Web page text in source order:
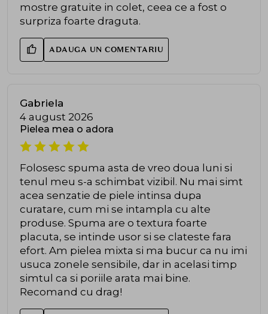
mostre gratuite in colet, ceea ce a fost o
surpriza foarte draguta.
ADAUGA UN COMENTARIU
Gabriela
4 august 2026
Pielea mea o adora
Folosesc spuma asta de vreo doua luni si
tenul meu s-a schimbat vizibil. Nu mai simt
acea senzatie de piele intinsa dupa
curatare, cum mi se intampla cu alte
produse. Spuma are o textura foarte
placuta, se intinde usor si se clateste fara
efort. Am pielea mixta si ma bucur ca nu imi
usuca zonele sensibile, dar in acelasi timp
simtul ca si poriile arata mai bine.
Recomand cu drag!